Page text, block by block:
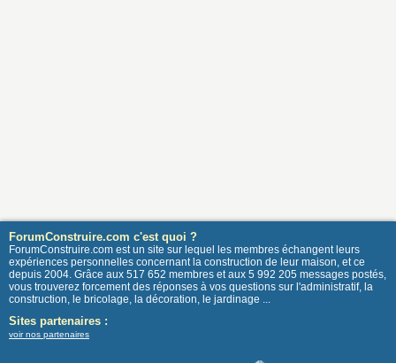
ForumConstruire.com c'est quoi ?
ForumConstruire.com est un site sur lequel les membres échangent leurs
expériences personnelles concernant la construction de leur maison, et ce
depuis 2004. Grâce aux 517 652 membres et aux 5 992 205 messages postés,
vous trouverez forcement des réponses à vos questions sur l'administratif, la
construction, le bricolage, la décoration, le jardinage ...
Sites partenaires :
voir nos partenaires